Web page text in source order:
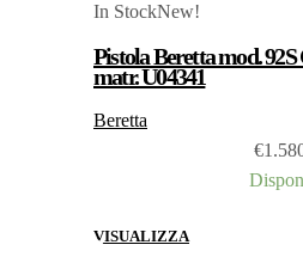
In StockNew!
Pistola Beretta mod.
matr. U04341
Beretta
€
VISUALIZZA